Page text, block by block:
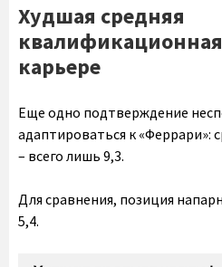
Худшая средняя
карьере
Еще одно подтверждение
адаптироваться к «Феррари»:
– всего лишь 9,3.
Для сравнения, позиция
5,4.